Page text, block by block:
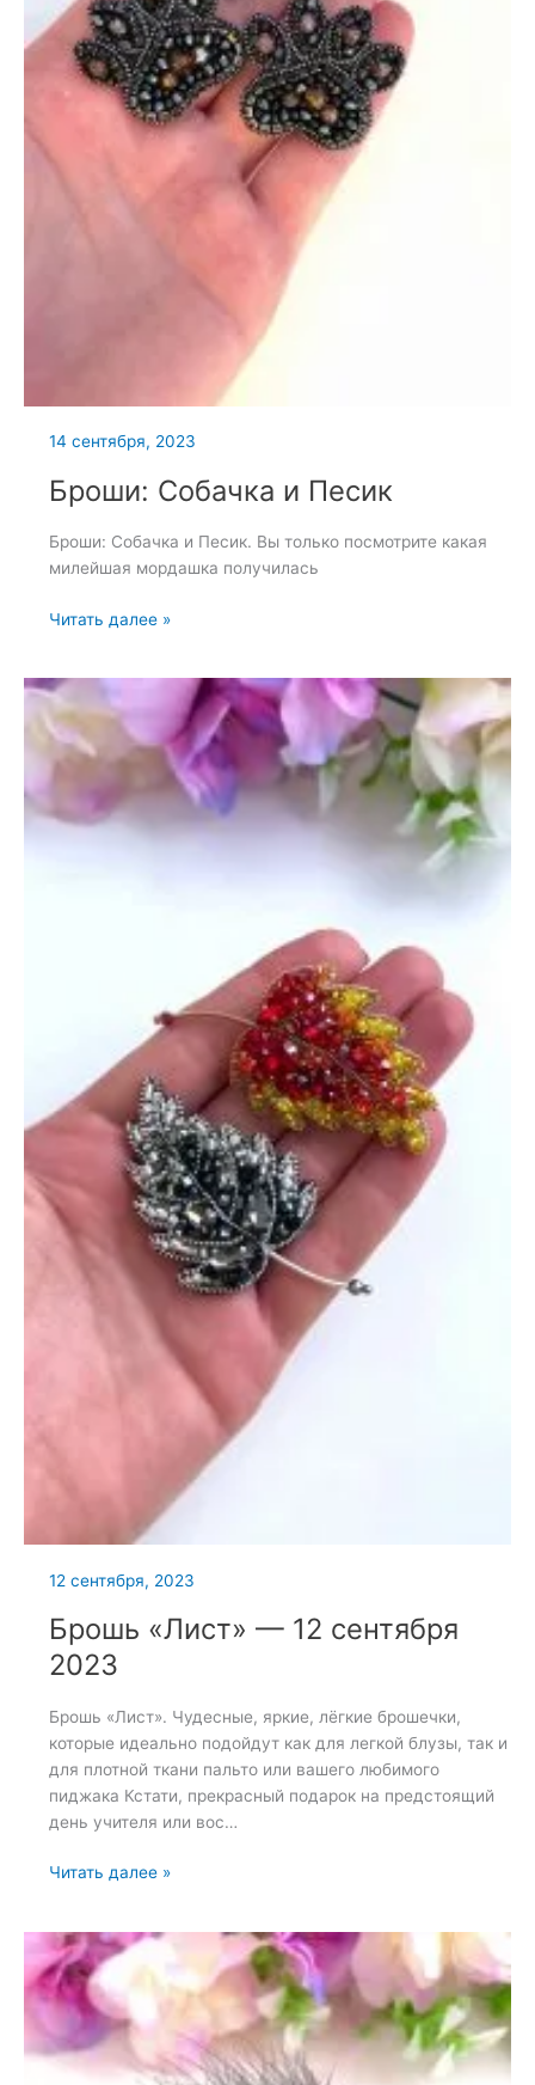
14 сентября, 2023
Броши: Собачка и Песик
Броши: Собачка и Песик. Вы только посмотрите какая
милейшая мордашка получилась
Броши:
Песик
Читать далее »
12 сентября, 2023
Брошь «Лист» — 12 сентября
2023
Брошь «Лист». Чудесные, яркие, лёгкие брошечки,
которые идеально подойдут как для легкой блузы, так и
для плотной ткани пальто или вашего любимого
пиджака Кстати, прекрасный подарок на предстоящий
день учителя или вос…
Брошь
12
сентября
2023
Читать далее »